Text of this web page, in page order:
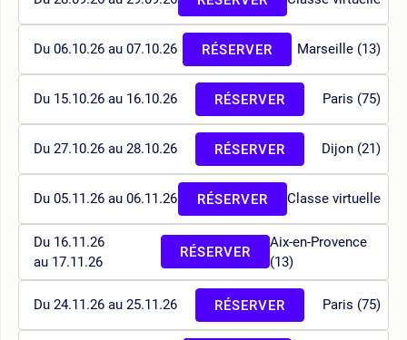
Du 06.10.26 au 07.10.26 Marseille (13)
RÉSERVER
Du 15.10.26 au 16.10.26 Paris (75)
RÉSERVER
Du 27.10.26 au 28.10.26 Dijon (21)
RÉSERVER
Du 05.11.26 au 06.11.26 Classe virtuelle
RÉSERVER
Du 16.11.26
au 17.11.26
Aix-en-Provence
(13)
RÉSERVER
Du 24.11.26 au 25.11.26 Paris (75)
RÉSERVER